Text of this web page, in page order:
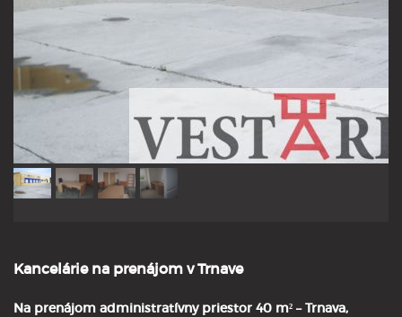
Kancelárie na prenájom v Trnave
Na prenájom administratívny priestor 40 m² – Trnava,